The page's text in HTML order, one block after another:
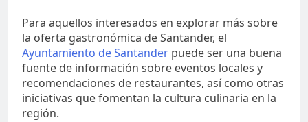
Para aquellos interesados en explorar más sobre
la oferta gastronómica de Santander, el
Ayuntamiento de Santander puede ser una buena
fuente de información sobre eventos locales y
recomendaciones de restaurantes, así como otras
iniciativas que fomentan la cultura culinaria en la
región.